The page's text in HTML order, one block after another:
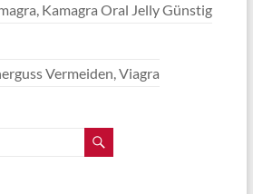
Kamagra Oral Jelly Günstig
Vermeiden, Viagra